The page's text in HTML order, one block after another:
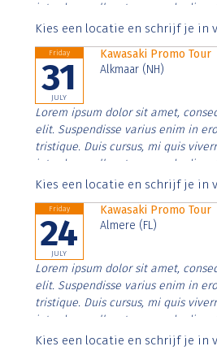
interdum nulla, ut commodo diam
Aenean faucibus nibh et justo
Kies een locatie en schrijf je in
Friday
31
JULY
Kawasaki Promo Tour
Alkmaar (NH)
Lorem ipsum dolor sit amet,
elit. Suspendisse varius enim in
tristique. Duis cursus, mi quis
interdum nulla, ut commodo diam
Aenean faucibus nibh et justo
Kies een locatie en schrijf je in
Friday
24
JULY
Kawasaki Promo Tour
Almere (FL)
Lorem ipsum dolor sit amet,
elit. Suspendisse varius enim in
tristique. Duis cursus, mi quis
interdum nulla, ut commodo diam
Aenean faucibus nibh et justo
Kies een locatie en schrijf je in